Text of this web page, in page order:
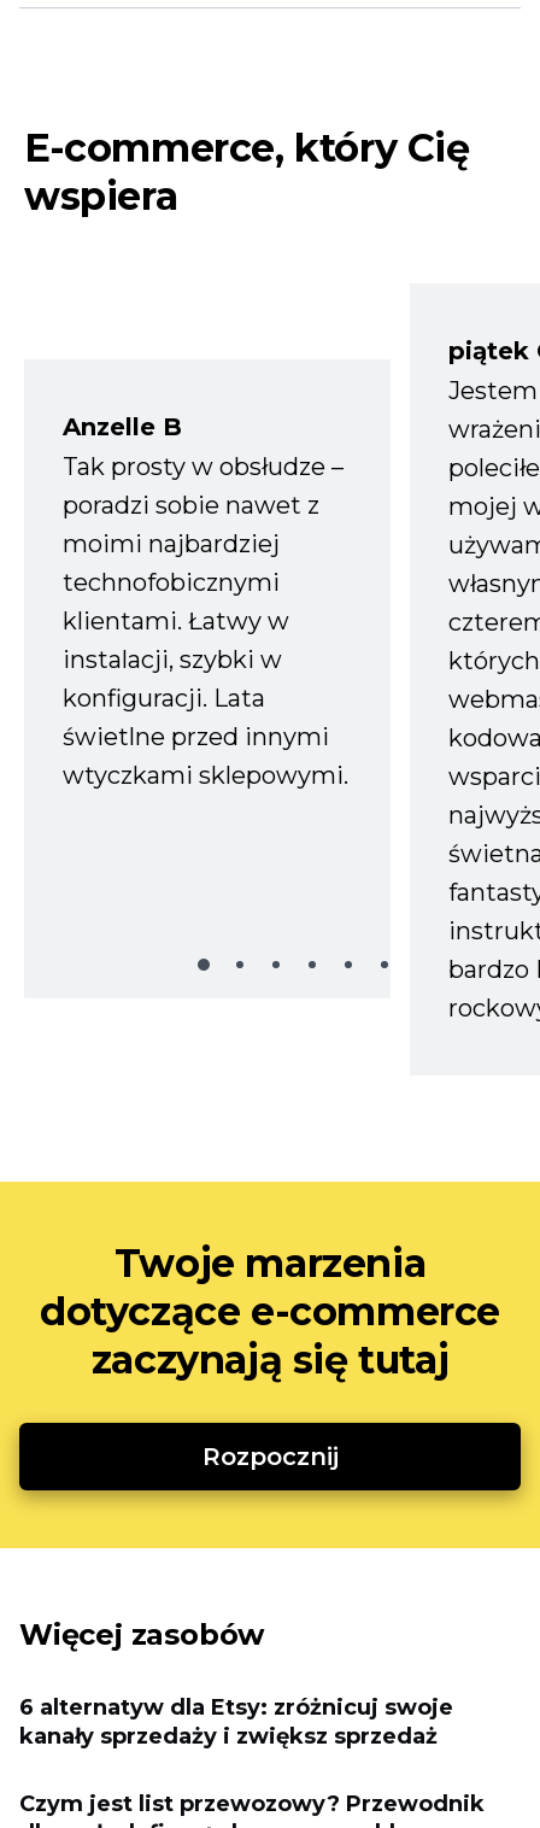
E-commerce, który Cię
wspiera
Anzelle B
Tak prosty w obsłudze –
poradzi sobie nawet z
moimi najbardziej
technofobicznymi
klientami. Łatwy w
instalacji, szybki w
konfiguracji. Lata
świetlne przed innymi
wtyczkami sklepowymi.
piątek
mojej
bardzo
Twoje marzenia
dotyczące e-commerce
zaczynają się tutaj
Rozpocznij
Więcej zasobów
6 alternatyw dla Etsy: zróżnicuj swoje
kanały sprzedaży i zwiększ sprzedaż
Czym jest list przewozowy? Przewodnik